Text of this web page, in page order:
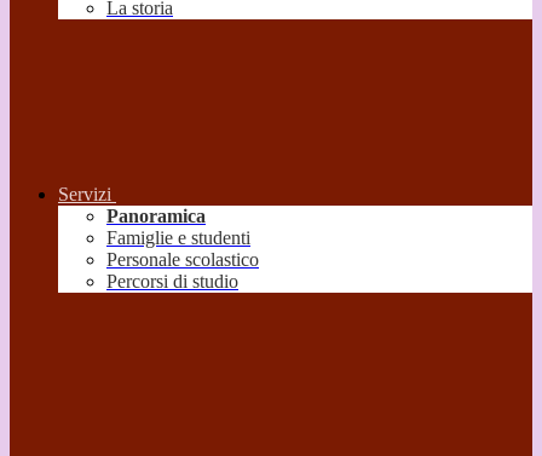
La storia
Servizi
Panoramica
Famiglie e studenti
Personale scolastico
Percorsi di studio